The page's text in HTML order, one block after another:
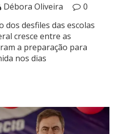
Débora Oliveira
0
desfiles das escolas
cresce entre as
a preparação para
nos dias